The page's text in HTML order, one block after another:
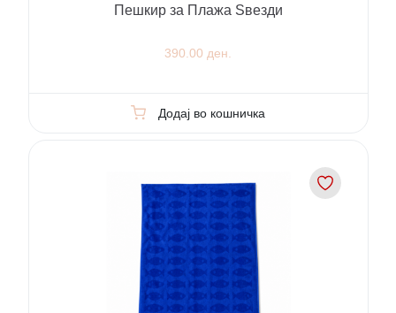
Пешкир за Плажа Ѕвезди
390.00 ден.
Додај во кошничка